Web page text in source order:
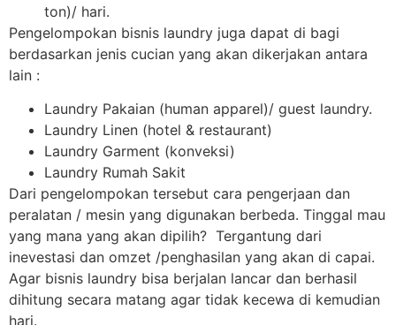
ton)/ hari.
Pengelompokan bisnis laundry juga dapat di bagi
berdasarkan jenis cucian yang akan dikerjakan antara
lain :
Laundry Pakaian (human apparel)/ guest laundry.
Laundry Linen (hotel & restaurant)
Laundry Garment (konveksi)
Laundry Rumah Sakit
Dari pengelompokan tersebut cara pengerjaan dan
peralatan / mesin yang digunakan berbeda. Tinggal mau
yang mana yang akan dipilih? Tergantung dari
inevestasi dan omzet /penghasilan yang akan di capai.
Agar bisnis laundry bisa berjalan lancar dan berhasil
dihitung secara matang agar tidak kecewa di kemudian
hari.